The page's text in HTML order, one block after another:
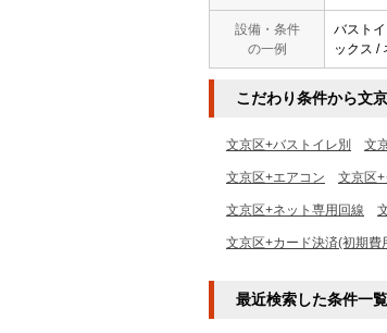
設備・条件
の一例
バスト
ックス /
こだわり条件から文
文京区+バストイレ別 文
文京区+エアコン 文京区+
文京区+ネット専用回線
文京区+カード決済(初期費
最近検索した条件一覧